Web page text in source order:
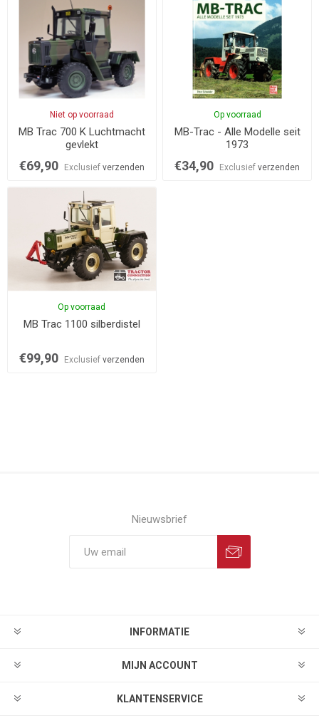
Niet op voorraad
MB Trac 700 K Luchtmacht
gevlekt
€69,90 Exclusief verzenden
Op voorraad
MB-Trac - Alle Modelle seit
1973
€34,90 Exclusiefverzenden
Op voorraad
MB Trac 1100 silberdistel
€99,90 Exclusief verzenden
Nieuwsbrief
INFORMATIE
MIJN ACCOUNT
KLANTENSERVICE